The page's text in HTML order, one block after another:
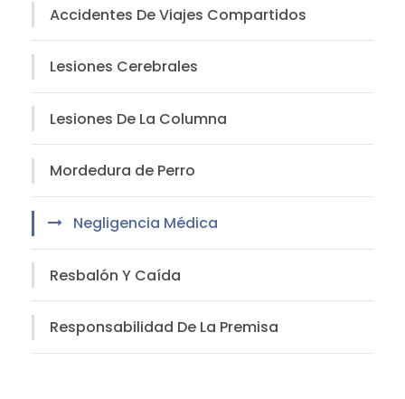
Accidentes De Viajes Compartidos
Lesiones Cerebrales
Lesiones De La Columna
Mordedura de Perro
Negligencia Médica
Resbalón Y Caída
Responsabilidad De La Premisa